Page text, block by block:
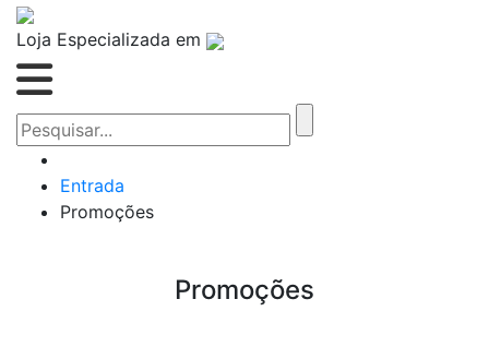
Loja Especializada em
Entrada
Promoções
Promoções